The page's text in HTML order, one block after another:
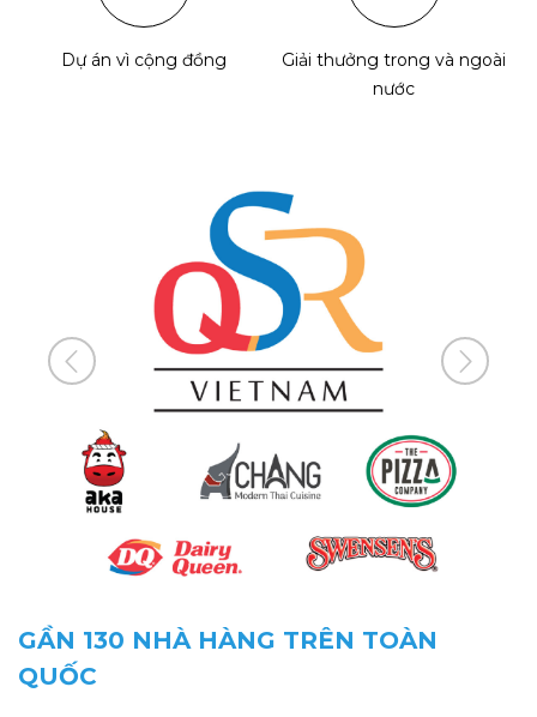
GẦN 130 NHÀ HÀNG TRÊN TOÀN
QUỐC
Dự án vì cộng đồng
Giải thưởng trong và ngoài
nước